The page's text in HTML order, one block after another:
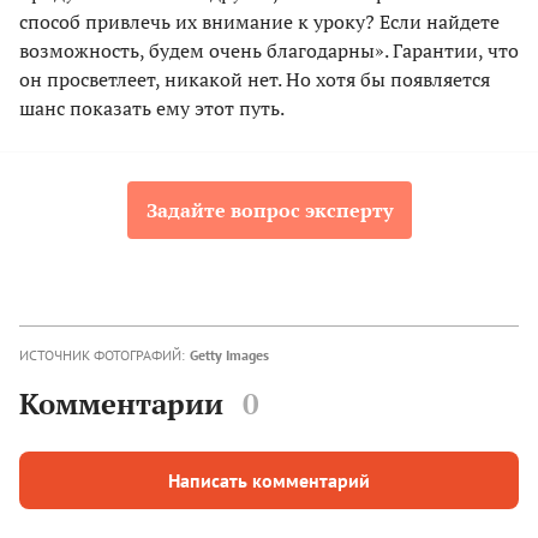
способ привлечь их внимание к уроку? Если найдете
возможность, будем очень благодарны». Гарантии, что
он просветлеет, никакой нет. Но хотя бы появляется
шанс показать ему этот путь.
Задайте вопрос эксперту
ИСТОЧНИК ФОТОГРАФИЙ: Getty Images
Комментарии 0
Написать комментарий